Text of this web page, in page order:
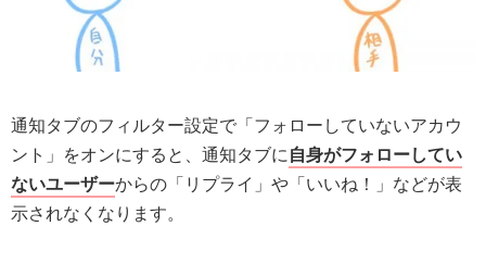
通知タブのフィルター設定で「フォローしていないアカウ
ント」をオンにすると、通知タブに自身がフォローしてい
ないユーザーからの「リプライ」や「いいね！」などが表
示されなくなります。